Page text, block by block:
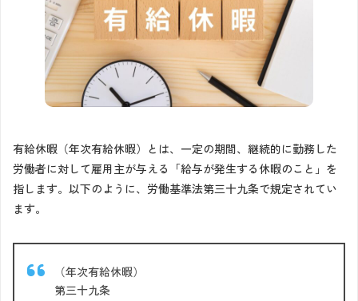
有給休暇（年次有給休暇）とは、一定の期間、継続的に勤務した
労働者に対して雇用主が与える「給与が発生する休暇のこと」を
指します。以下のように、労働基準法第三十九条で規定されてい
ます。
（年次有給休暇）
第三十九条